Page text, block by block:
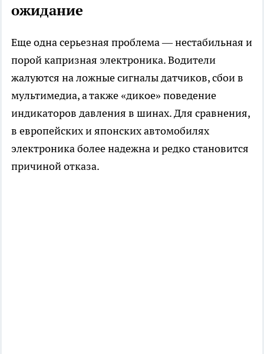
ожидание
Еще одна серьезная проблема — нестабильная и
порой капризная электроника. Водители
жалуются на ложные сигналы датчиков, сбои в
мультимедиа, а также «дикое» поведение
индикаторов давления в шинах. Для сравнения,
в европейских и японских автомобилях
электроника более надежна и редко становится
причиной отказа.